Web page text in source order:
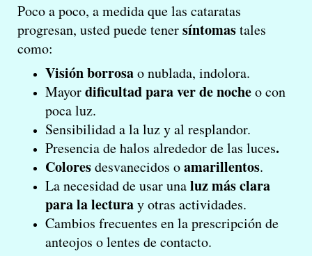
Poco a poco, a medida que las cataratas
progresan, usted puede tenersíntomastales
como:
Visión borrosao nublada, indolora.
Mayordificultad para ver de nocheo con
poca luz.
Sensibilidad a la luz y al resplandor.
Presencia de halos alrededor de las luces.
Coloresdesvanecidos oamarillentos.
La necesidad de usar unaluz más clara
para la lecturay otras actividades.
Cambios frecuentes en la prescripción de
anteojos o lentes de contacto.